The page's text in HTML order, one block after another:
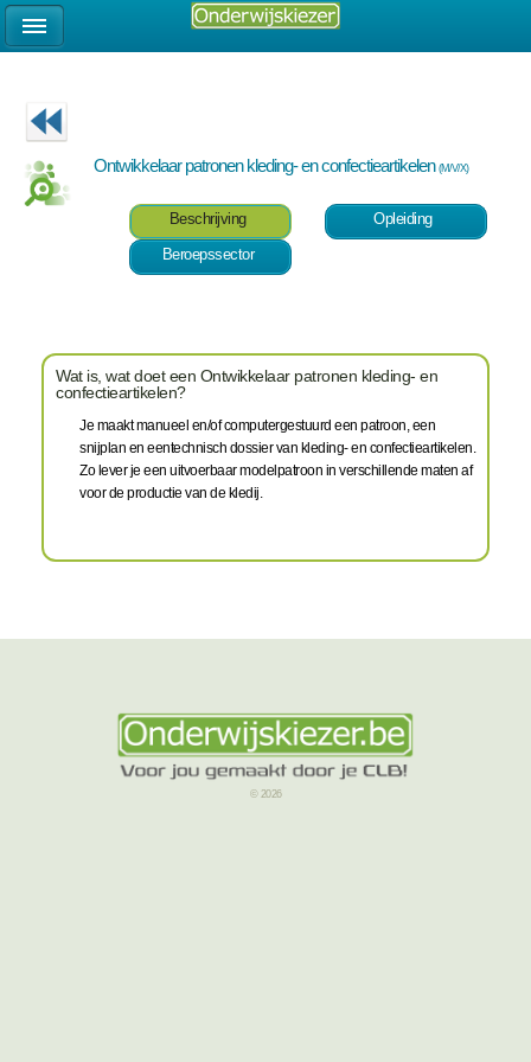
Ontwikkelaar patronen kleding- en confectieartikelen(M/V/X)
Beschrijving
Opleiding
Beroepssector
Wat is, wat doet een Ontwikkelaar patronen kleding- en
confectieartikelen?
Je maakt manueel en/of computergestuurd een patroon, een
snijplan en eentechnisch dossier van kleding- en confectieartikelen.
Zo lever je een uitvoerbaar modelpatroon in verschillende maten af
voor de productie van de kledij.
© 2026